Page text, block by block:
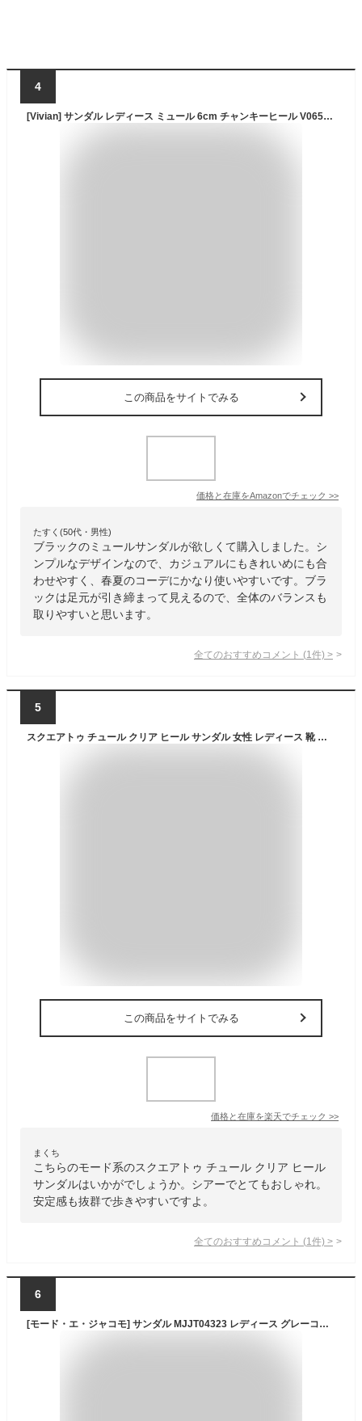
4
[Vivian] サンダル レディース ミュール 6cm チャンキーヒール V0655SM ブラック M(23.0-23.5)
この商品をサイトでみる
価格と在庫をAmazonでチェック >>
たすく(50代・男性)
ブラックのミュールサンダルが欲しくて購入しました。シ
ンプルなデザインなので、カジュアルにもきれいめにも合
わせやすく、春夏のコーデにかなり使いやすいです。ブラ
ックは足元が引き締まって見えるので、全体のバランスも
取りやすいと思います。
全てのおすすめコメント (1 件) >
5
スクエアトゥ チュール クリア ヒール サンダル 女性 レディース 靴 シューズ スリッパ 春 夏 シアー 透け感 抜け感 モダン モード レトロ スタイリッシュ ローヒール 快適 歩きやすい デイリー ワンマイル 大人 上品
この商品をサイトでみる
価格と在庫を楽天でチェック >>
まくち
こちらのモード系のスクエアトゥ チュール クリア ヒール
サンダルはいかがでしょうか。シアーでとてもおしゃれ。
安定感も抜群で歩きやすいですよ。
全てのおすすめコメント (1 件) >
6
[モード・エ・ジャコモ] サンダル MJJT04323 レディース グレーコンビ 24.0 cm